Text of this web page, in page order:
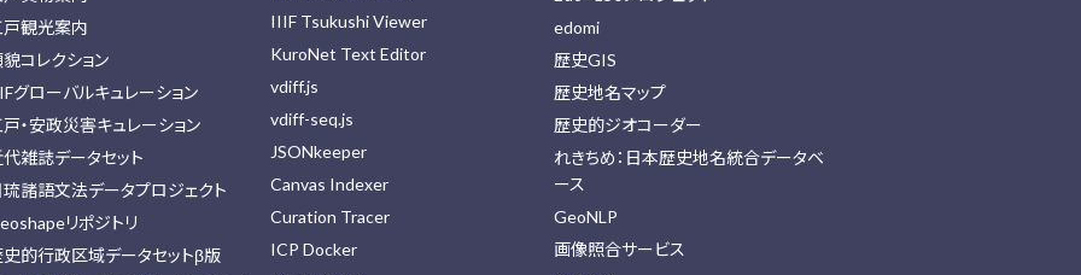
戸観光案内
コレクション
グローバルキュレーション
・安政災害キュレーション
雑誌データセット
諸語文法データプロジェクト
リポジトリ
的行政区域データセットβ版
IIIF Tsukushi Viewer
KuroNet Text Editor
vdiff.js
vdiff-seq.js
JSONkeeper
Canvas Indexer
Curation Tracer
ICP Docker
edomi
歴史GIS
歴史地名マップ
歴史的ジオコーダー
れきちめ：日本歴史地名統合データベ
ース
GeoNLP
画像照合サービス